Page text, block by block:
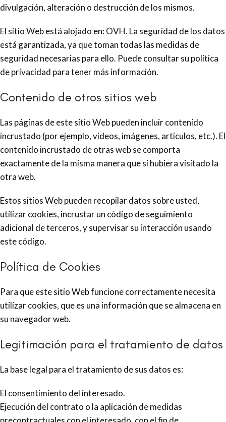
divulgación, alteración o destrucción de los mismos.
El sitio Web está alojado en: OVH. La seguridad de los datos
está garantizada, ya que toman todas las medidas de
seguridad necesarias para ello. Puede consultar su política
de privacidad para tener más información.
Contenido de otros sitios web
Las páginas de este sitio Web pueden incluir contenido
incrustado (por ejemplo, vídeos, imágenes, artículos, etc.). El
contenido incrustado de otras web se comporta
exactamente de la misma manera que si hubiera visitado la
otra web.
Estos sitios Web pueden recopilar datos sobre usted,
utilizar cookies, incrustar un código de seguimiento
adicional de terceros, y supervisar su interacción usando
este código.
Política de Cookies
Para que este sitio Web funcione correctamente necesita
utilizar cookies, que es una información que se almacena en
su navegador web.
Legitimación para el tratamiento de datos
La base legal para el tratamiento de sus datos es:
El consentimiento del interesado.
Ejecución del contrato o la aplicación de medidas